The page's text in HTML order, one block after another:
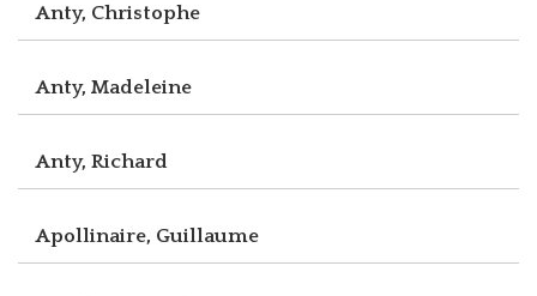
Anty, Christophe
Anty, Madeleine
Anty, Richard
Apollinaire, Guillaume